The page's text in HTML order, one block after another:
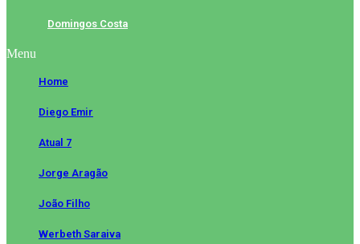
Domingos Costa
Menu
Home
Diego Emir
Atual 7
Jorge Aragão
João Filho
Werbeth Saraiva